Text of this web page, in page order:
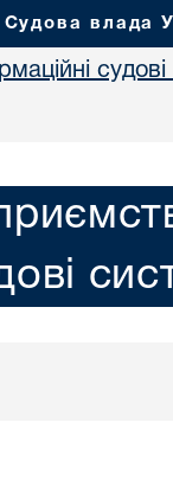
Судова влада